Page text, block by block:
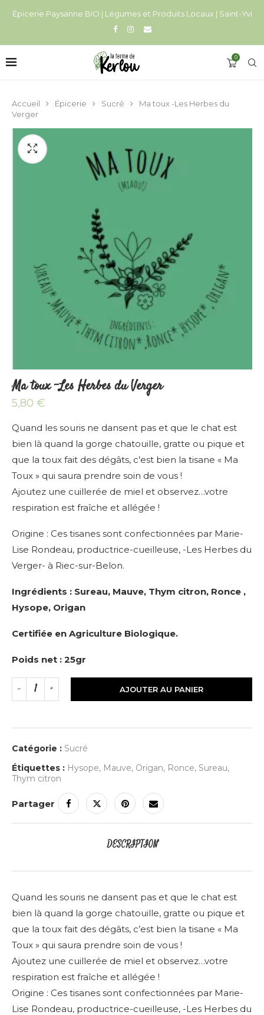
Épicerie Paysanne BIO | Légumes et Produits Locaux | Saint-Yvi
0
Accueil Épicerie Sucré
Ma toux -Les Herbes du
Verger
Ma toux -Les Herbes du Verger
5,80 €
Quand les souris ne dansent pas et que le chat est
bien là quand la gorge chatouille, gratte ou pique et
que la toux fait des dégâts, c’est bien la tisane « Ma
Toux » qui saura prendre soin de vous !
Ajoutez une cuillerée de miel et observez…votre
respiration est fraîche et allégée !
Origine : Ces tisanes sont confectionnées par Marie-
Lise Rondeau, productrice-cueilleuse, -Les Herbes du
Verger- à Riec-sur-Belon.
Ingrédients : Sureau, Mauve, Thym citron, Ronce ,
Hysope, Origan
Certifiée en Agriculture Biologique.
Poids net : 25gr
AJOUTER AU PANIER
Catégorie : Sucré
Étiquettes : Hysope, Mauve, Origan, Ronce, Sureau,
Thym citron
Partager
DESCRIPTION
Quand les souris ne dansent pas et que le chat est
bien là quand la gorge chatouille, gratte ou pique et
que la toux fait des dégâts, c’est bien la tisane « Ma
Toux » qui saura prendre soin de vous !
Ajoutez une cuillerée de miel et observez…votre
respiration est fraîche et allégée !
Origine : Ces tisanes sont confectionnées par Marie-
Lise Rondeau, productrice-cueilleuse, -Les Herbes du